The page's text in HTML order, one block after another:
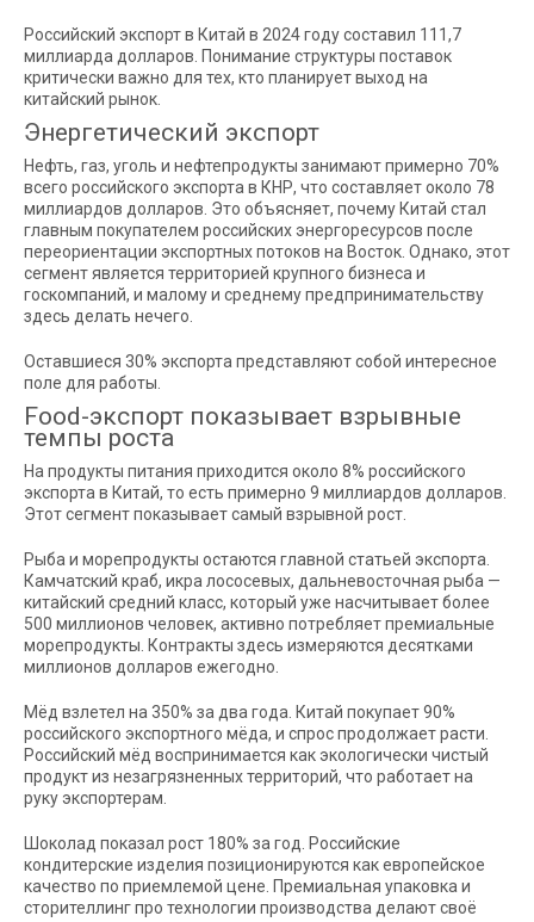
Российский экспорт в Китай в 2024 году составил 111,7
миллиарда долларов. Понимание структуры поставок
критически важно для тех, кто планирует выход на
китайский рынок.
Энергетический экспорт
Нефть, газ, уголь и нефтепродукты занимают примерно 70%
всего российского экспорта в КНР, что составляет около 78
миллиардов долларов. Это объясняет, почему Китай стал
главным покупателем российских энергоресурсов после
переориентации экспортных потоков на Восток. Однако, этот
сегмент является территорией крупного бизнеса и
госкомпаний, и малому и среднему предпринимательству
здесь делать нечего.
Оставшиеся 30% экспорта представляют собой интересное
поле для работы.
Food-экспорт показывает взрывные
темпы роста
На продукты питания приходится около 8% российского
экспорта в Китай, то есть примерно 9 миллиардов долларов.
Этот сегмент показывает самый взрывной рост.
Рыба и морепродукты остаются главной статьей экспорта.
Камчатский краб, икра лососевых, дальневосточная рыба —
китайский средний класс, который уже насчитывает более
500 миллионов человек, активно потребляет премиальные
морепродукты. Контракты здесь измеряются десятками
миллионов долларов ежегодно.
Мёд взлетел на 350% за два года. Китай покупает 90%
российского экспортного мёда, и спрос продолжает расти.
Российский мёд воспринимается как экологически чистый
продукт из незагрязненных территорий, что работает на
руку экспортерам.
Шоколад показал рост 180% за год. Российские
кондитерские изделия позиционируются как европейское
качество по приемлемой цене. Премиальная упаковка и
сторителлинг про технологии производства делают своё